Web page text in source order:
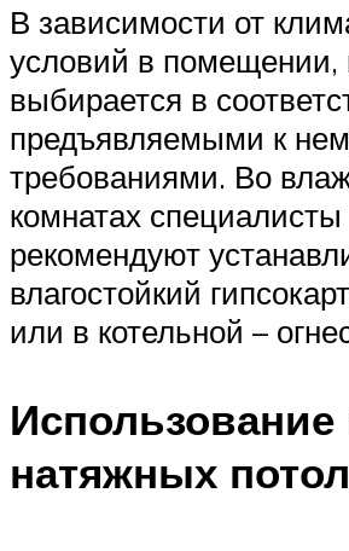
В зависимости от
условий в помещении,
выбирается в
предъявляемыми к
требованиями. Во
комнатах специалисты
рекомендуют
влагостойкий
или в котельной –
Использование
натяжных